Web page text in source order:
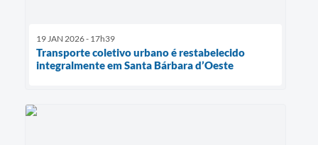
19 JAN 2026 - 17h39
Transporte coletivo urbano é restabelecido
integralmente em Santa Bárbara d’Oeste